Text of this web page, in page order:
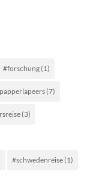
#forschung(1)
(7)
(3)
#schwedenreise(1)